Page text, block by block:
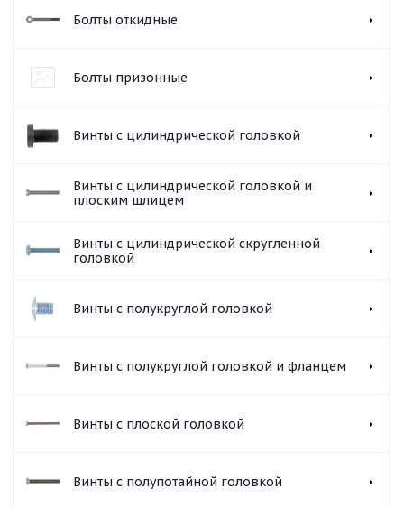
Болты откидные
Болты призонные
Винты с цилиндрической головкой
Винты с цилиндрической головкой и
плоским шлицем
Винты с цилиндрической скругленной
головкой
Винты с полукруглой головкой
Винты с полукруглой головкой и фланцем
Винты с плоской головкой
Винты с полупотайной головкой